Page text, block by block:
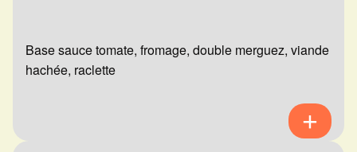
Base sauce tomate, fromage, double merguez, viande
hachée, raclette